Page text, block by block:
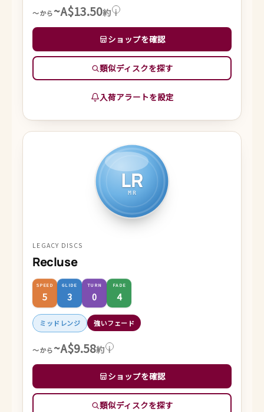
～から~A$13.50約 i
ショップを確認
類似ディスクを探す
入荷アラートを設定
LR
MR
LEGACY DISCS
Recluse
SPEED
5
GLIDE
3
TURN
0
FADE
4
ミッドレンジ 強いフェード
～から~A$9.58約 i
ショップを確認
類似ディスクを探す